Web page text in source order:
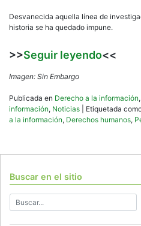
Desvanecida aquella línea de
historia se ha quedado impune.
>>Seguir leyendo<<
Imagen: Sin Embargo
Publicada en Derecho a la información,
información, Noticias Etiquetada
a la información, Derechos humanos,
Buscar en el sitio